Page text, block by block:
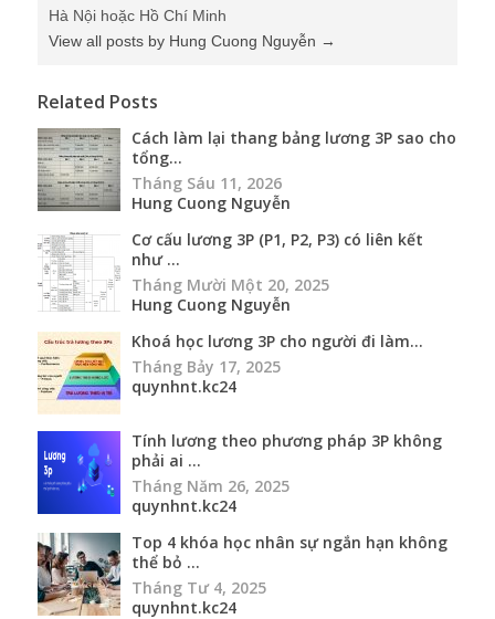
Hà Nội hoặc Hồ Chí Minh
View all posts by Hung Cuong Nguyễn →
Related Posts
Cách làm lại thang bảng lương 3P sao cho
tổng...
Tháng Sáu 11, 2026
Hung Cuong Nguyễn
Cơ cấu lương 3P (P1, P2, P3) có liên kết
như ...
Tháng Mười Một 20, 2025
Hung Cuong Nguyễn
Khoá học lương 3P cho người đi làm...
Tháng Bảy 17, 2025
quynhnt.kc24
Tính lương theo phương pháp 3P không
phải ai ...
Tháng Năm 26, 2025
quynhnt.kc24
Top 4 khóa học nhân sự ngắn hạn không
thể bỏ ...
Tháng Tư 4, 2025
quynhnt.kc24